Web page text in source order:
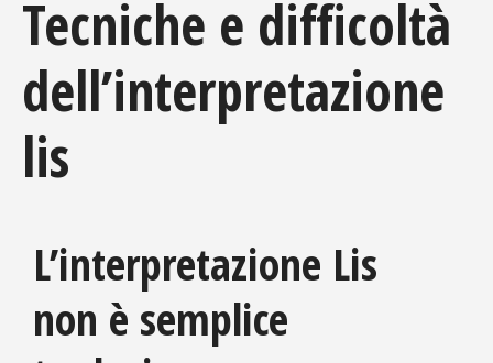
Tecniche e difficoltà
dell’interpretazione
lis
L’interpretazione Lis
non è semplice